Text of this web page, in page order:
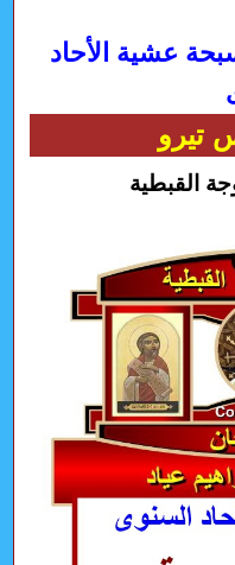
عشية الأحاد
تيرو
القبطية